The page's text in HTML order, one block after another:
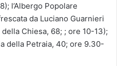
l’Albergo Popolare
da Luciano Guarnieri
Chiesa, 68; ; ore 10-13);
della Petraia, 40; ore 9.30-